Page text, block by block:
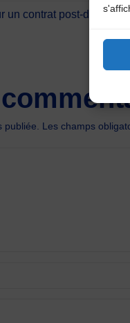
un contrat post-doctoral
Les champs